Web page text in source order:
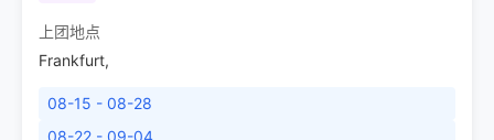
上团地点
Frankfurt,
08-15 - 08-28
08-22 - 09-04